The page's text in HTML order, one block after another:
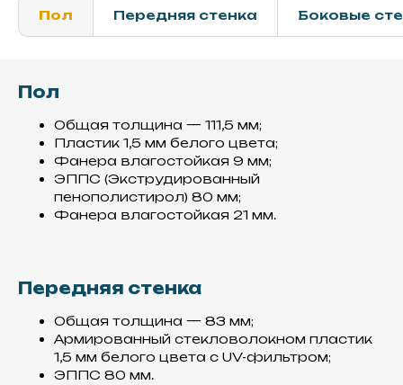
Пол Передняя стенка Боковые
Пол
Общая толщина — 111,5 мм;
Пластик 1,5 мм белого цвета;
Фанера влагостойкая 9 мм;
ЭППС (Экструдированный
пенополистирол) 80 мм;
Фанера влагостойкая 21 мм.
Передняя стенка
Общая толщина — 83 мм;
Армированный стекловолокном пластик
1,5 мм белого цвета с UV-фильтром;
ЭППС 80 мм.